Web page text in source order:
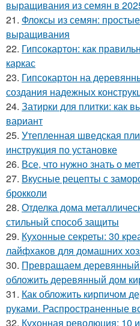
выращивания из семян в
21. Флоксы из семян:
выращивания
22. Гипсокартон: как
каркас
23. Гипсокартон на
создания надежных
24. Затирки для плитки: как
вариант
25. Утепленная шведская
инструкция по установке
26. Все, что нужно знать о
27. Вкусные рецепты с
брокколи
28. Отделка дома
стильный способ защиты
29. Кухонные секреты: 30
лайфхаков для домашних
30. Превращаем
обложить деревянный дом
31. Как обложить кирпичом
руками. Распространенные
32. Кухонная революция: 10